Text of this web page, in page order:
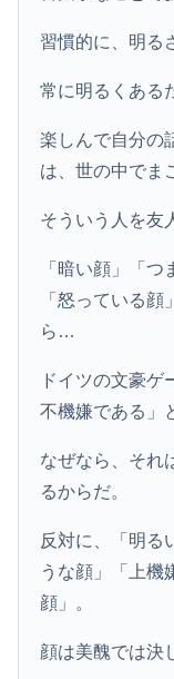
習慣的に、明る
常に明るくある
楽しんで自分の
は、世の中でま
そういう人を友
「暗い顔」「つ
「怒っている
ら…
ドイツの文豪ゲ
不機嫌である」
なぜなら、それ
るからだ。
反対に、「明る
うな顔」「上機
顔」。
顔は美醜では決